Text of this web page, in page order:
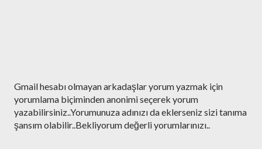
Y
o
r
u
Gmail hesabı olmayan arkadaşlar yorum yazmak için
yorumlama biçiminden anonimi seçerek yorum
yazabilirsiniz..Yorumunuza adınızı da eklerseniz sizi tanıma
şansım olabilir..Bekliyorum değerli yorumlarınızı..